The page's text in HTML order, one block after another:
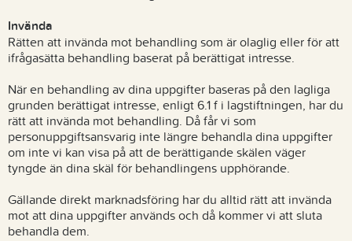
Invända
Rätten att invända mot behandling som är olaglig eller för att
ifrågasätta behandling baserat på berättigat intresse.
När en behandling av dina uppgifter baseras på den lagliga
grunden berättigat intresse, enligt 6.1 f i lagstiftningen, har du
rätt att invända mot behandling. Då får vi som
personuppgiftsansvarig inte längre behandla dina uppgifter
om inte vi kan visa på att de berättigande skälen väger
tyngde än dina skäl för behandlingens upphörande.
Gällande direkt marknadsföring har du alltid rätt att invända
mot att dina uppgifter används och då kommer vi att sluta
behandla dem.